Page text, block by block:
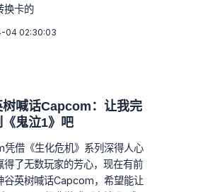
换卡的
04 02:30:03
树喊话Capcom：让我完
鬼泣1》吧
借《生化危机》系列深得人心
得了无数玩家的芳心，现在有前
谷英树喊话Capcom，希望能让